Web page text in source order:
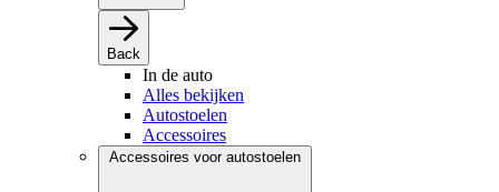
Back
In de auto
Alles bekijken
Autostoelen
Accessoires
Accessoires voor autostoelen